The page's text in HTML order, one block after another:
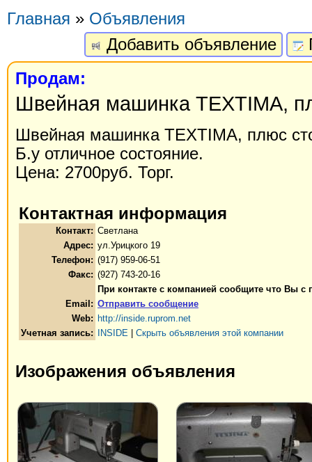
Главная » Объявления
Добавить объявление
Продам:
Швейная машинка TEXTIMA,
Швейная машинка TEXTIMA, плюс
Б.у отличное состояние.
Цена: 2700руб. Торг.
Контактная информация
Контакт: Светлана
Адрес: ул.Урицкого 19
Телефон: (917) 959-06-51
Факс: (927) 743-20-16
При контакте с компанией сообщите что Вы с
Email: Отправить сообщение
Web: http://inside.ruprom.net
Учетная запись:
INSIDE Скрыть объявления этой компании
Изображения объявления